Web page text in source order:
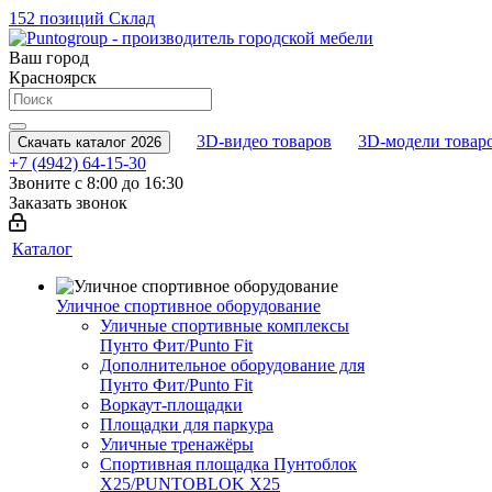
152 позиций Склад
Ваш город
Красноярск
Скачать каталог 2026 3D-видео товаров
3D-модели
+7 (4942) 64-15-30
Звоните с 8:00 до 16:30
Заказать звонок
Каталог
Уличное спортивное оборудование
Уличные спортивные комплексы
Пунто Фит/Punto Fit
Дополнительное оборудование для
Пунто Фит/Punto Fit
Воркаут-площадки
Площадки для паркура
Уличные тренажёры
Спортивная площадка Пунтоблок
Х25/PUNTOBLOK X25